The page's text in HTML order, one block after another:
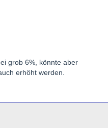
grob 6%, könnte aber
erhöht werden.